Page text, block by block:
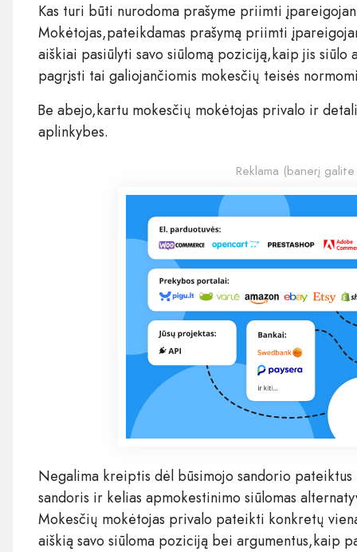
Kas turi būti nurodoma prašyme priimti
Mokėtojas,pateikdamas prašymą priimti
aiškiai pasiūlyti savo siūlomą poziciją,kaip jis
pagrįsti tai galiojančiomis mokesčių teisės
Be abejo,kartu mokesčių mokėtojas privalo ir
aplinkybes.
Reklama (banerį
Negalima kreiptis dėl būsimojo sandorio
sandoris ir kelias apmokestinimo siūlomas
Mokesčių mokėtojas privalo pateikti konkretų
aiškią savo siūloma poziciją bei argumentus,kaip